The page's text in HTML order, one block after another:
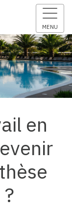
MENU
en